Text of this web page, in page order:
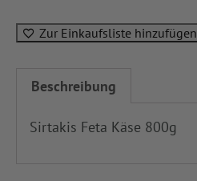
Zur Einkaufsliste hinzufügen
Beschreibung
Sirtakis Feta Käse 800g